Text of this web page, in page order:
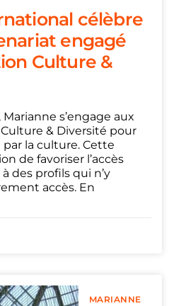
célèbre
engagé
Culture &
s’engage aux
& Diversité pour
la culture. Cette
de favoriser l’accès
des profils qui n’y
accès. En
MARIANNE